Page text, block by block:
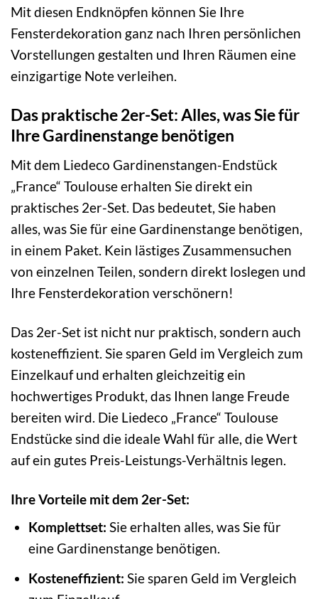
Mit diesen Endknöpfen können Sie Ihre
Fensterdekoration ganz nach Ihren persönlichen
Vorstellungen gestalten und Ihren Räumen eine
einzigartige Note verleihen.
Das praktische 2er-Set: Alles, was Sie für
Ihre Gardinenstange benötigen
Mit dem Liedeco Gardinenstangen-Endstück
„France“ Toulouse erhalten Sie direkt ein
praktisches 2er-Set. Das bedeutet, Sie haben
alles, was Sie für eine Gardinenstange benötigen,
in einem Paket. Kein lästiges Zusammensuchen
von einzelnen Teilen, sondern direkt loslegen und
Ihre Fensterdekoration verschönern!
Das 2er-Set ist nicht nur praktisch, sondern auch
kosteneffizient. Sie sparen Geld im Vergleich zum
Einzelkauf und erhalten gleichzeitig ein
hochwertiges Produkt, das Ihnen lange Freude
bereiten wird. Die Liedeco „France“ Toulouse
Endstücke sind die ideale Wahl für alle, die Wert
auf ein gutes Preis-Leistungs-Verhältnis legen.
Ihre Vorteile mit dem 2er-Set:
Komplettset: Sie erhalten alles, was Sie für
eine Gardinenstange benötigen.
Kosteneffizient: Sie sparen Geld im Vergleich